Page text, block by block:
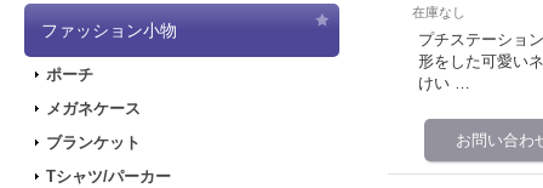
ファッション小物
ポーチ
メガネケース
ブランケット
Tシャツ/パーカー
在庫なし
プチステーショ
形をした可愛い
けい …